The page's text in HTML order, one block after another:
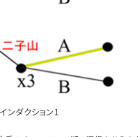
ンダクション1